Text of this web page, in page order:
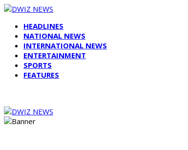
HEADLINES
NATIONAL NEWS
INTERNATIONAL NEWS
ENTERTAINMENT
SPORTS
FEATURES